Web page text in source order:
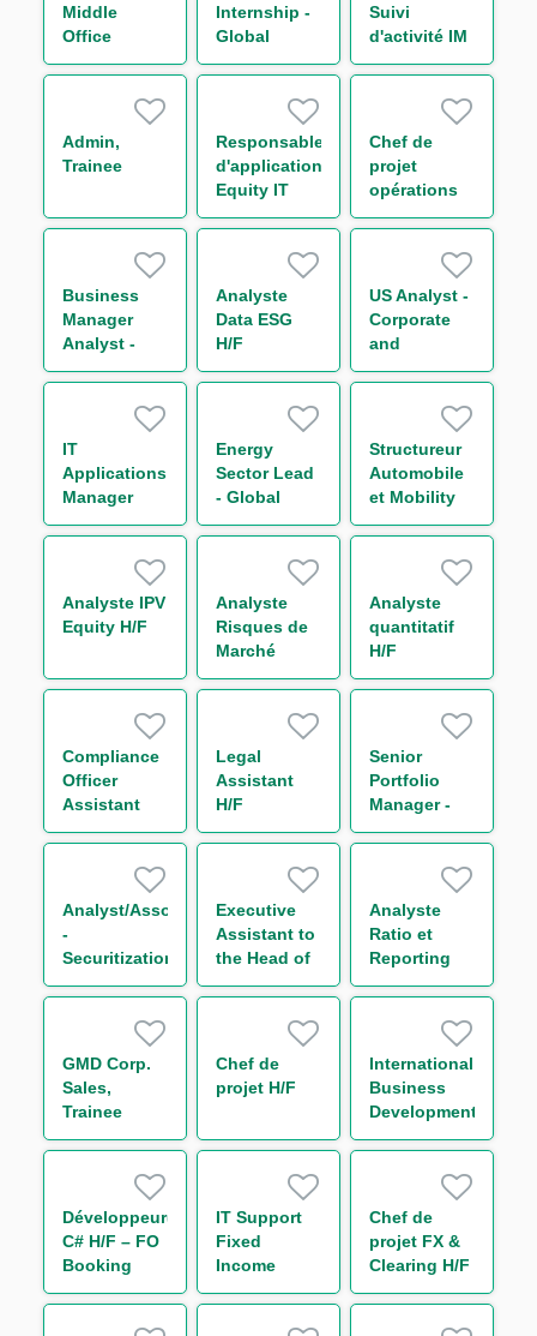
Middle
Office
Titrisation
Internship -
Global
Markets
Operations -
Support to
Chief
Operating
Officer
Suivi
d'activité IM
& Collateral
Admin,
Trainee
Responsable
d'application
Equity IT
Regulatory
Chef de
projet
opérations
de marché
Business
Manager
Analyst -
Capital
Analyste
Data ESG
H/F
US Analyst -
Corporate
and
Leveraged
IT
Applications
Manager
Energy
Sector Lead
- Global
Trade and
Structureur
Automobile
et Mobility
securitisation
Analyste IPV
Equity H/F
Analyste
Risques de
Marché
Consolidés
Analyste
quantitatif
H/F
Compliance
Officer
Assistant
H/F
Legal
Assistant
H/F
Senior
Portfolio
Manager -
Securitization
Analyst/Associate
-
Securitization
Executive
Assistant to
the Head of
CMF
Analyste
Ratio et
Reporting
Prudentiel -
(CRR3/Bâle
IV) H/F
GMD Corp.
Sales,
Trainee
Chef de
projet H/F
International
Business
Development
Analyst
Développeur(euse)
C# H/F – FO
Booking
Risk - Non
IT Support
Fixed
Income
Bonds
Chef de
projet FX &
Clearing H/F